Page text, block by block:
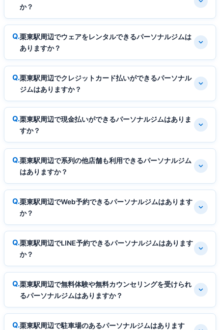
か？
栗東駅周辺でウェアをレンタルできるパーソナルジムは
ありますか？
栗東駅周辺でクレジットカード払いができるパーソナル
ジムはありますか？
栗東駅周辺で現金払いができるパーソナルジムはありま
すか？
栗東駅周辺で系列の他店舗も利用できるパーソナルジム
はありますか？
栗東駅周辺でWeb予約できるパーソナルジムはあります
か？
栗東駅周辺でLINE予約できるパーソナルジムはあります
か？
栗東駅周辺で無料体験や無料カウンセリングを受けられ
るパーソナルジムはありますか？
栗東駅周辺で駐車場のあるパーソナルジムはあります